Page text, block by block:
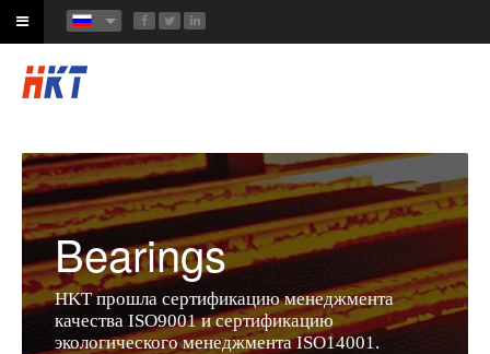
Bearings
HKT прошла сертификацию менеджмента
качества ISO9001 и сертификацию
экологического менеджмента ISO14001.